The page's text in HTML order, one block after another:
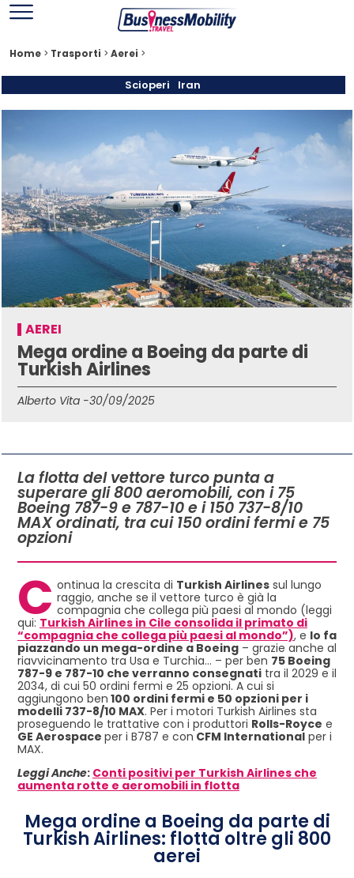
Home > Trasporti > Aerei >
Scioperi Iran
AEREI
Mega ordine a Boeing da parte di
Turkish Airlines
Alberto Vita -30/09/2025
La flotta del vettore turco punta a
superare gli 800 aeromobili, con i 75
Boeing 787-9 e 787-10 e i 150 737-8/10
MAX ordinati, tra cui 150 ordini fermi e 75
opzioni
C ontinua la crescita di Turkish Airlines sul lungo
raggio, anche se il vettore turco è già la
compagnia che collega più paesi al mondo (leggi
qui: Turkish Airlines in Cile consolida il primato di
“compagnia che collega più paesi al mondo”), e lo fa
piazzando un mega-ordine a Boeing – grazie anche al
riavvicinamento tra Usa e Turchia… – per ben 75 Boeing
787-9 e 787-10 che verranno consegnati tra il 2029 e il
2034, di cui 50 ordini fermi e 25 opzioni. A cui si
aggiungono ben 100 ordini fermi e 50 opzioni per i
modelli 737-8/10 MAX. Per i motori Turkish Airlines sta
proseguendo le trattative con i produttori Rolls-Royce e
GE Aerospace per i B787 e conCFM International per i
MAX.
Leggi Anche: Conti positivi per Turkish Airlines che
aumenta rotte e aeromobili in flotta
Mega ordine a Boeing da parte di
Turkish Airlines: flotta oltre gli 800
aerei